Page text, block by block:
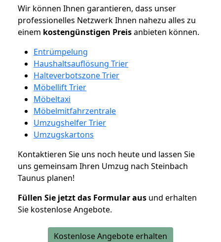
Wir können Ihnen garantieren, dass unser
professionelles Netzwerk Ihnen nahezu alles zu
einem kostengünstigen Preisanbieten können.
Entrümpelung
Haushaltsauflösung Trier
Halteverbotszone Trier
Möbellift Trier
Möbeltaxi
Möbelmitfahrzentrale
Umzugshelfer Trier
Umzugskartons
Kontaktieren Sie uns noch heute und lassen Sie
uns gemeinsam Ihren Umzug nach Steinbach
Taunus planen!
Füllen Sie jetzt das Formular aus und erhalten
Sie kostenlose Angebote.
Kostenlose Angebote erhalten